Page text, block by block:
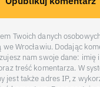
Twoich danych
we Wrocławiu. Dodając
nam swoje dane: imię
treść komentarza. W
jest także adres IP, z